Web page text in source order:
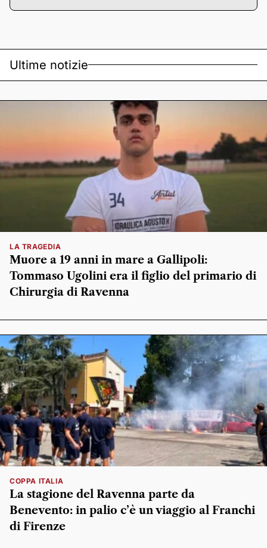
Ultime notizie
LA TRAGEDIA
Muore a 19 anni in mare a Gallipoli:
Tommaso Ugolini era il figlio del primario di
Chirurgia di Ravenna
COPPA ITALIA
La stagione del Ravenna parte da
Benevento: in palio c’è un viaggio al Franchi
di Firenze